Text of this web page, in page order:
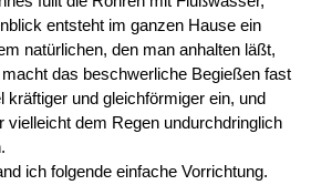
entsteht im ganzen Hause ein
natürlichen, den man anhalten läßt,
das beschwerliche Begießen fast
kräftiger und gleichförmiger ein, und
vielleicht dem Regen undurchdringlich
ich folgende einfache Vorrichtung.